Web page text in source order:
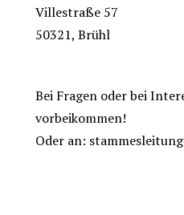
Villestraße 57
50321, Brühl
Bei Fragen oder bei
vorbeikommen!
Oder an: